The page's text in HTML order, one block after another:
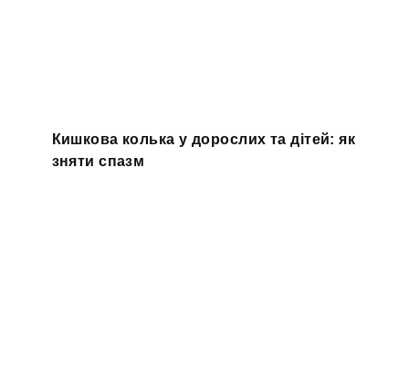
Кишкова колька у дорослих та дітей: як
зняти спазм